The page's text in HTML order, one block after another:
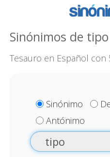
Sinónimos de tipo
Tesauro en Español con
Sinónimo
Antónimo